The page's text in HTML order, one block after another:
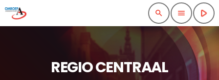
search menu play_arrow
REGIO CENTRAAL